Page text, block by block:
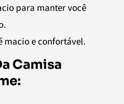
para manter você
macio e confortável.
Camisa